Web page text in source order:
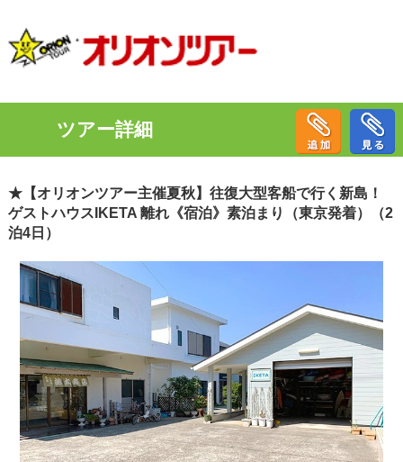
ツアー詳細
★【オリオンツアー主催夏秋】往復大型客船で行く新島！
ゲストハウスIKETA 離れ《宿泊》素泊まり（東京発着）（2
泊4日）